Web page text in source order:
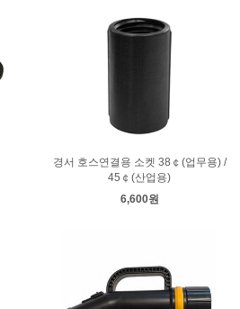
경서 호스연결용 소켓 38￠(업무용) /
45￠(산업용)
6,600원